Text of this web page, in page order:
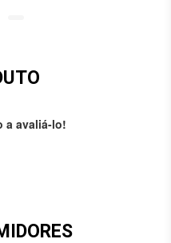
a avaliá-lo!